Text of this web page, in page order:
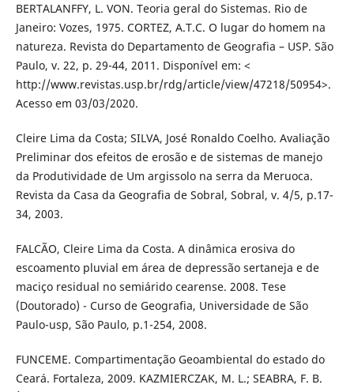
BERTALANFFY, L. VON. Teoria geral do Sistemas. Rio de
Janeiro: Vozes, 1975. CORTEZ, A.T.C. O lugar do homem na
natureza. Revista do Departamento de Geografia – USP. São
Paulo, v. 22, p. 29-44, 2011. Disponível em: <
http://www.revistas.usp.br/rdg/article/view/47218/50954>.
Acesso em 03/03/2020.
Cleire Lima da Costa; SILVA, José Ronaldo Coelho. Avaliação
Preliminar dos efeitos de erosão e de sistemas de manejo
da Produtividade de Um argissolo na serra da Meruoca.
Revista da Casa da Geografia de Sobral, Sobral, v. 4/5, p.17-
34, 2003.
FALCÃO, Cleire Lima da Costa. A dinâmica erosiva do
escoamento pluvial em área de depressão sertaneja e de
maciço residual no semiárido cearense. 2008. Tese
(Doutorado) - Curso de Geografia, Universidade de São
Paulo-usp, São Paulo, p.1-254, 2008.
FUNCEME. Compartimentação Geoambiental do estado do
Ceará. Fortaleza, 2009. KAZMIERCZAK, M. L.; SEABRA, F. B.